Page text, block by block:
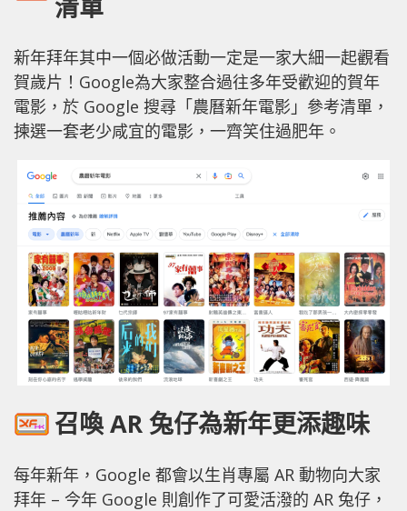
新年拜年其中一個必做活動一定是一家大細一起觀看
賀歲片！Google為大家整合過往多年受歡迎的賀年
電影，於 Google 搜尋「農曆新年電影」參考清單，
揀選一套老少咸宜的電影，一齊笑住過肥年。
召喚 AR 兔仔為新年更添趣味
每年新年，Google 都會以生肖專屬 AR 動物向大家
拜年 – 今年 Google 則創作了可愛活潑的 AR 兔仔，